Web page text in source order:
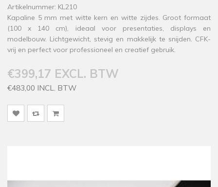
Artikelnummer: KL210
Kapaline 5 mm met witte kern en witte zijdes. Groot formaat
(100 x 140 cm), ideaal voor presentaties, displays en
modelbouw. Lichtgewicht, stevig en makkelijk te snijden. CFK-
vrij en perfect voor professioneel en creatief gebruik.
€399,17 EXCL. BTW
€483,00 INCL. BTW